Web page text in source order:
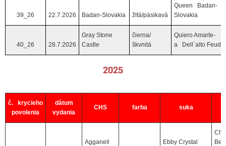
39_26 22.7.2026 Badan-Slovakia žltá/pásikavá
Queen Badan-
Slovakia
40_26 28.7.2026
Gray Stone
Castle
čierna/
škvnitá
Quiero Amarte-
a Dell´alto Feudo
2025
č. krycieho
povolenia
dátum
vydania
CHS farba suka
Agganell
Ebby Crystal